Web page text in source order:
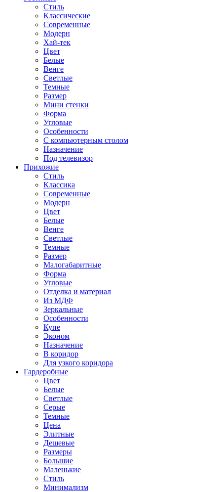
Стиль
Классические
Современные
Модерн
Хай-тек
Цвет
Белые
Венге
Светлые
Темные
Размер
Мини стенки
Форма
Угловые
Особенности
С компьютерным столом
Назначение
Под телевизор
Прихожие
Стиль
Классика
Современные
Модерн
Цвет
Белые
Венге
Светлые
Темные
Размер
Малогабаритные
Форма
Угловые
Отделка и материал
Из МДФ
Зеркальные
Особенности
Купе
Эконом
Назначение
В коридор
Для узкого коридора
Гардеробные
Цвет
Белые
Светлые
Серые
Темные
Цена
Элитные
Дешевые
Размеры
Большие
Маленькие
Стиль
Минимализм